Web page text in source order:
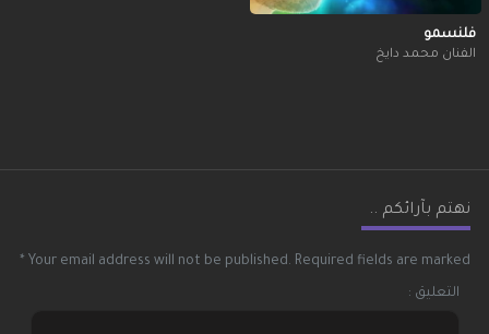
فلنسمو
الفنان محمد دايخ
نهتم بآرائكم ..
Your email address will not be published. Required fields are marked
*
التعليق :